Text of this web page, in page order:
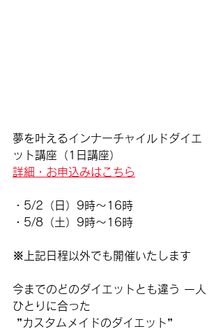
夢を叶えるインナーチャイルドダイエ
ット講座（1日講座）
詳細・お申込みはこちら
・5/2（日）9時～16時
・5/8（土）9時～16時
※上記日程以外でも開催いたします
今までのどのダイエットとも違う 一人
ひとりに合った
”カスタムメイドのダイエット”